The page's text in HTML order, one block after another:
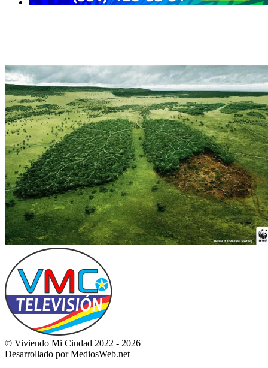
© Viviendo Mi Ciudad 2022 - 2026
Desarrollado por MediosWeb.net